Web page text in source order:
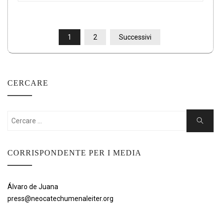
PAGINAZIONE
DEGLI
1 2 Successivi
CERCARE
Cercare:
Ricerca
CORRISPONDENTE PER I MEDIA
Álvaro de Juana
press@neocatechumenaleiter.org